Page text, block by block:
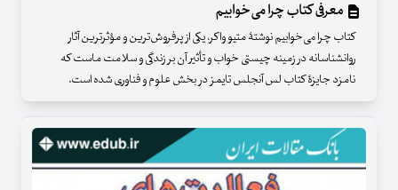
معرفی کتاب چرا می‌خوابیم
کتاب چرا می‌خوابیم نوشتۀ متیو واکر، یکی از پرفروش‌ترین و مؤثرترین آثار
روانشناسانه در زمینه چیستی خواب و تأثیر آن بر زندگی و سلامت ماست که
نامزد جایزۀ کتاب لس آنجلس تایمز در بخش علوم و فناوری شده است.